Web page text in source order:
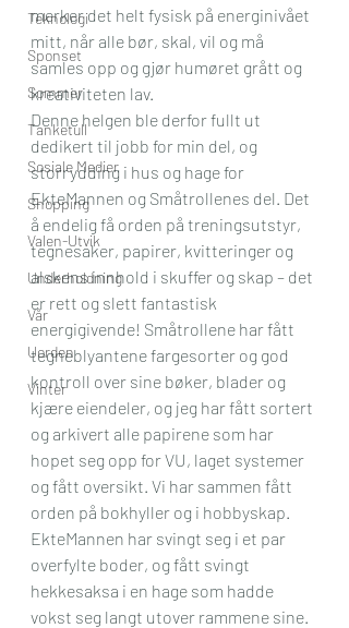
Teknologi
Sponset
Sommer
Tanketull
Sosiale Medier
Shopping
Valen-Utvik
Underholdning
Vår
Uorden
Vinter
merker det helt fysisk på energinivået
mitt, når alle bør, skal, vil og må
samles opp og gjør humøret grått og
kreativiteten lav.
Denne helgen ble derfor fullt ut
dedikert til jobb for min del, og
storrydding i hus og hage for
EkteMannen og Småtrollenes del. Det
å endelig få orden på treningsutstyr,
tegnesaker, papirer, kvitteringer og
alskens innhold i skuffer og skap – det
er rett og slett fantastisk
energigivende! Småtrollene har fått
tegneblyantene fargesorter og god
kontroll over sine bøker, blader og
kjære eiendeler, og jeg har fått sortert
og arkivert alle papirene som har
hopet seg opp for VU, laget systemer
og fått oversikt. Vi har sammen fått
orden på bokhyller og i hobbyskap.
EkteMannen har svingt seg i et par
overfylte boder, og fått svingt
hekkesaksa i en hage som hadde
vokst seg langt utover rammene sine.